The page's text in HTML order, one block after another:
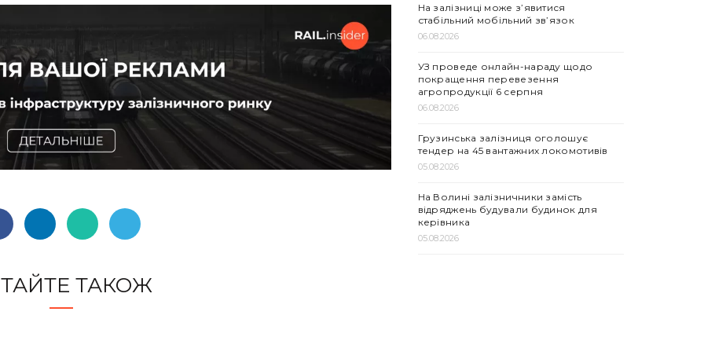
ТАКОЖ
На залізниці може з’явитися
стабільний мобільний зв’язок
06.08.2026
УЗ проведе онлайн-нараду щодо
покращення перевезення
агропродукції 6 серпня
06.08.2026
Грузинська залізниця оголошує
тендер на 45 вантажних локомотивів
05.08.2026
На Волині залізничники замість
відряджень будували будинок для
керівника
05.08.2026